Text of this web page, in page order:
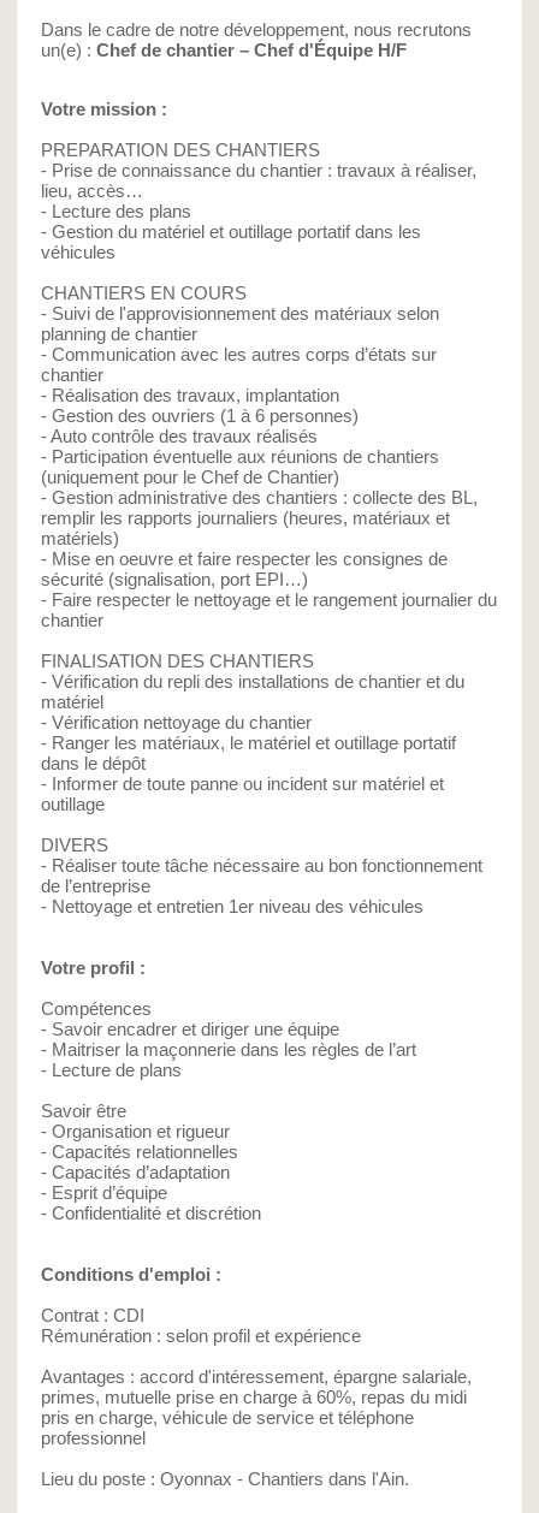
Dans le cadre de notre développement, nous recrutons
un(e) : Chef de chantier – Chef d'Équipe H/F
Votre mission :
PREPARATION DES CHANTIERS
- Prise de connaissance du chantier : travaux à réaliser,
lieu, accès…
- Lecture des plans
- Gestion du matériel et outillage portatif dans les
véhicules
CHANTIERS EN COURS
- Suivi de l'approvisionnement des matériaux selon
planning de chantier
- Communication avec les autres corps d’états sur
chantier
- Réalisation des travaux, implantation
- Gestion des ouvriers (1 à 6 personnes)
- Auto contrôle des travaux réalisés
- Participation éventuelle aux réunions de chantiers
(uniquement pour le Chef de Chantier)
- Gestion administrative des chantiers : collecte des BL,
remplir les rapports journaliers (heures, matériaux et
matériels)
- Mise en oeuvre et faire respecter les consignes de
sécurité (signalisation, port EPI…)
- Faire respecter le nettoyage et le rangement journalier du
chantier
FINALISATION DES CHANTIERS
- Vérification du repli des installations de chantier et du
matériel
- Vérification nettoyage du chantier
- Ranger les matériaux, le matériel et outillage portatif
dans le dépôt
- Informer de toute panne ou incident sur matériel et
outillage
DIVERS
- Réaliser toute tâche nécessaire au bon fonctionnement
de l’entreprise
- Nettoyage et entretien 1er niveau des véhicules
Votre profil :
Compétences
- Savoir encadrer et diriger une équipe
- Maitriser la maçonnerie dans les règles de l’art
- Lecture de plans
Savoir être
- Organisation et rigueur
- Capacités relationnelles
- Capacités d’adaptation
- Esprit d’équipe
- Confidentialité et discrétion
Conditions d'emploi :
Contrat : CDI
Rémunération : selon profil et expérience
Avantages : accord d'intéressement, épargne salariale,
primes, mutuelle prise en charge à 60%, repas du midi
pris en charge, véhicule de service et téléphone
professionnel
Lieu du poste : Oyonnax - Chantiers dans l'Ain.